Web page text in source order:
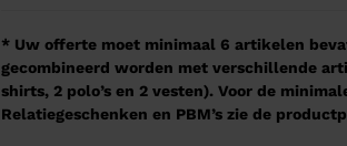
* Uw offerte moet minimaal 6 artikelen
gecombineerd worden met verschillende
shirts, 2 polo’s en 2 vesten). Voor de
Relatiegeschenken en PBM’s zie de